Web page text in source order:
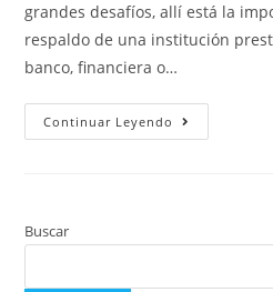
grandes desafíos, allí está la
respaldo de una institución
banco, financiera o…
Continuar Leyendo
Buscar